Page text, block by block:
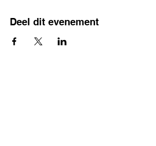
Deel dit evenement